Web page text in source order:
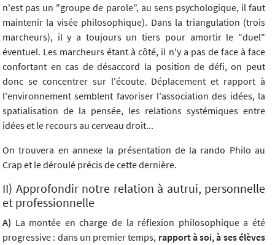
n'est pas un "groupe de parole", au sens psychologique, il faut
maintenir la visée philosophique). Dans la triangulation (trois
marcheurs), il y a toujours un tiers pour amortir le "duel"
éventuel. Les marcheurs étant à côté, il n'y a pas de face à face
confortant en cas de désaccord la position de défi, on peut
donc se concentrer sur l'écoute. Déplacement et rapport à
l'environnement semblent favoriser l'association des idées, la
spatialisation de la pensée, les relations systémiques entre
idées et le recours au cerveau droit...
On trouvera en annexe la présentation de la rando Philo au
Crap et le déroulé précis de cette dernière.
II) Approfondir notre relation à autrui, personnelle
et professionnelle
A) La montée en charge de la réflexion philosophique a été
progressive : dans un premier temps, rapport à soi, à ses élèves